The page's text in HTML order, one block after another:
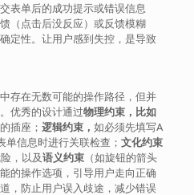
表单后的成功提示或错误信息
（点击后没反应）或反馈模糊
定性。让用户感到失控，是导致
存在无数可能的操作路径，但并
优秀的设计通过物理约束，比如
插座； 逻辑约束， 如必须先填写A
单信息时进行关联检查； 文化约束
，以及语义约束（如旋钮的箭头
的操作选项，引导用户走向正确
，防止用户误入歧途，减少错误